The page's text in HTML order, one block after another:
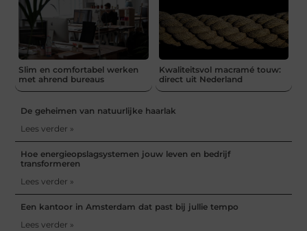
Slim en comfortabel werken
met ahrend bureaus
Kwaliteitsvol macramé touw:
direct uit Nederland
De geheimen van natuurlijke haarlak
Lees verder »
Hoe energieopslagsystemen jouw leven en bedrijf
transformeren
Lees verder »
Een kantoor in Amsterdam dat past bij jullie tempo
Lees verder »